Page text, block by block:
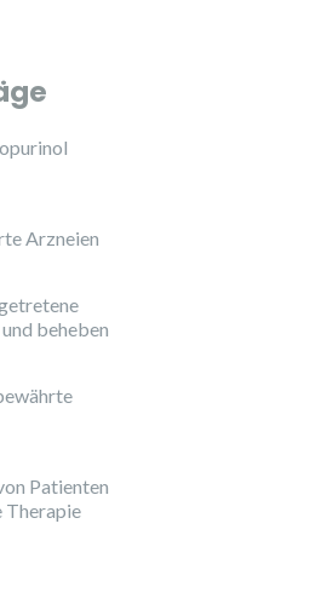
Arzneien
beheben
Patienten
Therapie